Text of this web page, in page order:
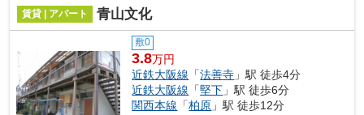
賃貸 | アパート 青山文化
敷0
3.8万円
近鉄大阪線 「法善寺 」駅 徒歩4分
近鉄大阪線 「堅下 」駅 徒歩6分
関西本線 「柏原 」駅 徒歩12分